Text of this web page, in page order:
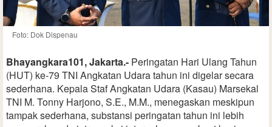
Foto: Dok Dispenau
Bhayangkara101, Jakarta.- Peringatan Hari Ulang Tahun
(HUT) ke-79 TNI Angkatan Udara tahun ini digelar secara
sederhana. Kepala Staf Angkatan Udara (Kasau) Marsekal
TNI M. Tonny Harjono, S.E., M.M., menegaskan meskipun
tampak sederhana, substansi peringatan tahun ini lebih